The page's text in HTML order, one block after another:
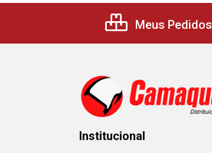
Meus Pedidos
Institucional